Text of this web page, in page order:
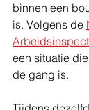
binnen een
is. Volgens de
een situatie
de gang is.